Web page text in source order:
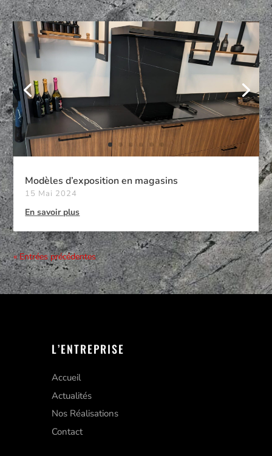
Modèles d’exposition en magasins
15 Mai 2024
En savoir plus
« Entrées précédentes
L’ENTREPRISE
Accueil
Actualités
Nos Réalisations
Contact